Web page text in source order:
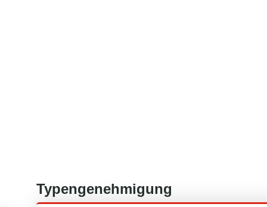
Typengenehmigung